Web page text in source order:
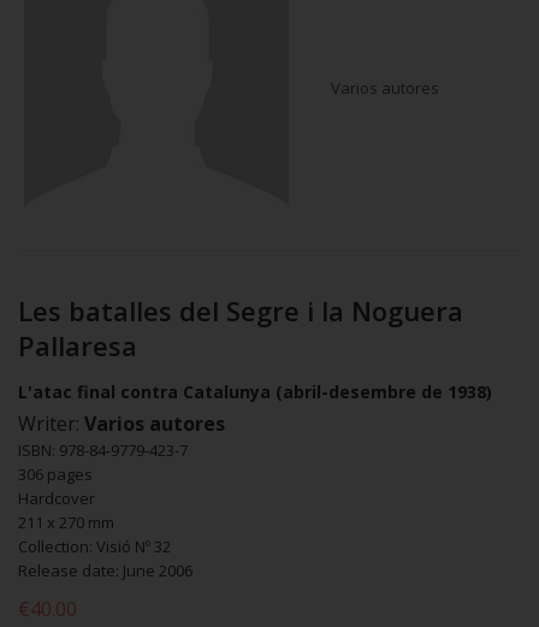
Varios autores
Les batalles del Segre i la Noguera
Pallaresa
L'atac final contra Catalunya (abril-desembre de 1938)
Writer: Varios autores
ISBN: 978-84-9779-423-7
306 pages
Hardcover
211 x 270 mm
Collection: Visió Nº 32
Release date: June 2006
€40.00